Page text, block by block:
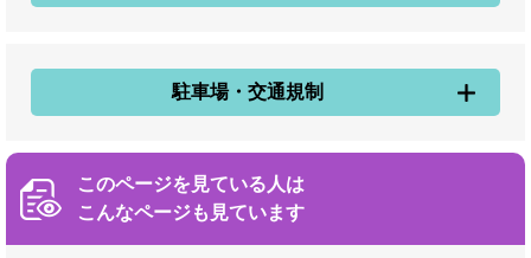
駐車場・交通規制
このページを見ている人は
こんなページも見ています